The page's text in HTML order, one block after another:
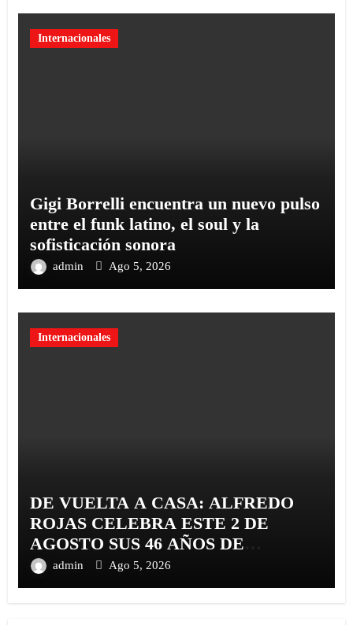
Internacionales
Gigi Borrelli encuentra un nuevo pulso
entre el funk latino, el soul y la
sofisticación sonora
admin Ago 5, 2026
Internacionales
DE VUELTA A CASA: ALFREDO
ROJAS CELEBRA ESTE 2 DE
AGOSTO SUS 46 AÑOS DE
TRAYECTORIA CON EL
RELANZAMIENTO DE «ALFREDO
admin Ago 5, 2026